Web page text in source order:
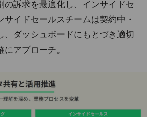
の訴求を最適化し、インサイドセ
サイドセールスチームは契約中・
、ダッシュボードにもとづき適切
アプローチ。